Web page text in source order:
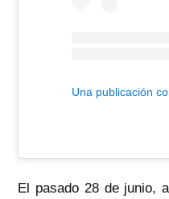
Una publicación
El pasado 28 de junio,